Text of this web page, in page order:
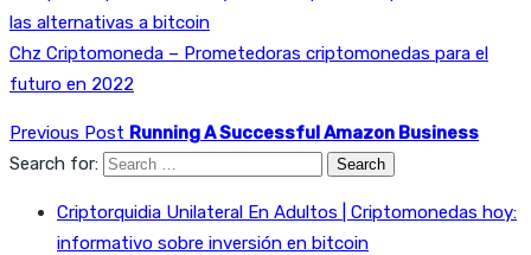
las alternativas a bitcoin
Chz Criptomoneda – Prometedoras criptomonedas para el
futuro en 2022
Previous Post Running A Successful Amazon Business
Search for:
Criptorquidia Unilateral En Adultos | Criptomonedas hoy:
informativo sobre inversión en bitcoin